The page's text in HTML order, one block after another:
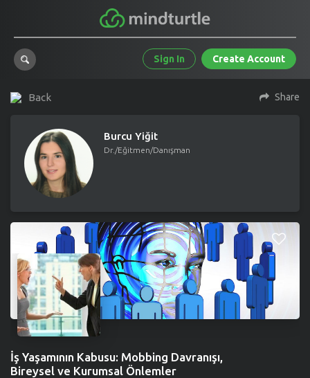
Sign In Create Account
Share
Back
Burcu Yiğit
Dr./Eğitmen/Danışman
İş Yaşamının Kabusu: Mobbing Davranışı,
Bireysel ve Kurumsal Önlemler